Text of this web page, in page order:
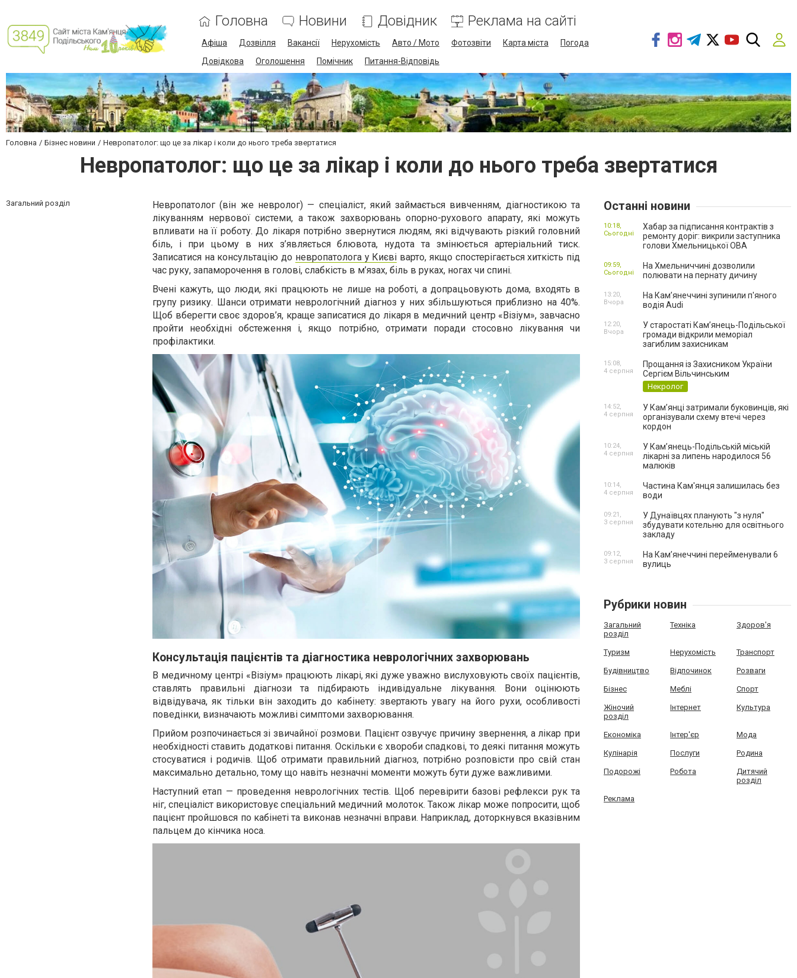
Головна Новини Довідник Реклама на сайті
Афіша Дозвілля Вакансії Нерухомість Авто / Мото Фотозвіти Карта міста
Погода
Довідкова
Оголошення Помічник Питання-Відповідь
Головна Бізнес новини Невропатолог: що це за лікар і коли до нього треба звертатися
Невропатолог: що це за лікар і коли до нього треба звертатися
Загальний розділ
Невропатолог (він же невролог) — спеціаліст, який займається вивченням, діагностикою та
лікуванням нервової системи, а також захворювань опорно-рухового апарату, які можуть
впливати на її роботу. До лікаря потрібно звернутися людям, які відчувають різкий головний
біль, і при цьому в них з’являється блювота, нудота та змінюється артеріальний тиск.
Записатися на консультацію до невропатолога у Києві варто, якщо спостерігається хиткість під
час руку, запаморочення в голові, слабкість в м’язах, біль в руках, ногах чи спині.
Вчені кажуть, що люди, які працюють не лише на роботі, а допрацьовують дома, входять в
групу ризику. Шанси отримати неврологічний діагноз у них збільшуються приблизно на 40%.
Щоб вберегти своє здоров’я, краще записатися до лікаря в медичний центр «Візіум», завчасно
пройти необхідні обстеження і, якщо потрібно, отримати поради стосовно лікування чи
профілактики.
Консультація пацієнтів та діагностика неврологічних захворювань
В медичному центрі «Візіум» працюють лікарі, які дуже уважно вислуховують своїх пацієнтів,
ставлять правильні діагнози та підбирають індивідуальне лікування. Вони оцінюють
відвідувача, як тільки він заходить до кабінету: звертають увагу на його рухи, особливості
поведінки, визначають можливі симптоми захворювання.
Прийом розпочинається зі звичайної розмови. Пацієнт озвучує причину звернення, а лікар при
необхідності ставить додаткові питання. Оскільки є хвороби спадкові, то деякі питання можуть
стосуватися і родичів. Щоб отримати правильний діагноз, потрібно розповісти про свій стан
максимально детально, тому що навіть незначні моменти можуть бути дуже важливими.
Наступний етап — проведення неврологічних тестів. Щоб перевірити базові рефлекси рук та
ніг, спеціаліст використовує спеціальний медичний молоток. Також лікар може попросити, щоб
пацієнт пройшовся по кабінеті та виконав незначні вправи. Наприклад, доторкнувся вказівним
пальцем до кінчика носа.
Останні новини
Хабар за підписання контрактів з
ремонту доріг: викрили заступника
голови Хмельницької ОВА
10:18,
Сьогодні
На Хмельниччині дозволили
полювати на пернату дичину
09:59,
Сьогодні
На Камʼянеччині зупинили п'яного
водія Audi
13:20,
Вчора
У старостаті Кам’янець-Подільської
громади відкрили меморіал
загиблим захисникам
12:20,
Вчора
Прощання із Захисником України
Сергієм Вільчинським
Некролог
15:08,
4 серпня
У Кам’янці затримали буковинців, які
організували схему втечі через
кордон
14:52,
4 серпня
У Кам’янець-Подільській міській
лікарні за липень народилося 56
малюків
10:24,
4 серпня
Частина Кам'янця залишилась без
води
10:14,
4 серпня
У Дунаївцях планують "з нуля"
збудувати котельню для освітнього
закладу
09:21,
3 серпня
На Камʼянеччині перейменували 6
вулиць
09:12,
3 серпня
Рубрики новин
Загальний
розділ
Техніка Здоров'я
Туризм Нерухомість Транспорт
Будівництво Відпочинок Розваги
Бізнес Меблі Спорт
Жіночий
розділ
Інтернет Культура
Економіка Інтер'єр Мода
Кулінарія Послуги Родина
Подорожі Робота
Дитячий
розділ
Реклама